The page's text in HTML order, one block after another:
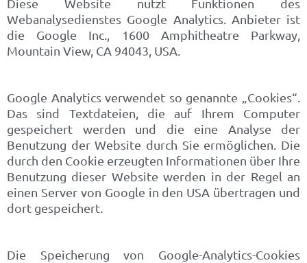
Diese Website nutzt Funktionen des
Webanalysedienstes Google Analytics. Anbieter ist
die Google Inc., 1600 Amphitheatre Parkway,
Mountain View, CA 94043, USA.
Google Analytics verwendet so genannte „Cookies“.
Das sind Textdateien, die auf Ihrem Computer
gespeichert werden und die eine Analyse der
Benutzung der Website durch Sie ermöglichen. Die
durch den Cookie erzeugten Informationen über Ihre
Benutzung dieser Website werden in der Regel an
einen Server von Google in den USA übertragen und
dort gespeichert.
Die Speicherung von Google-Analytics-Cookies